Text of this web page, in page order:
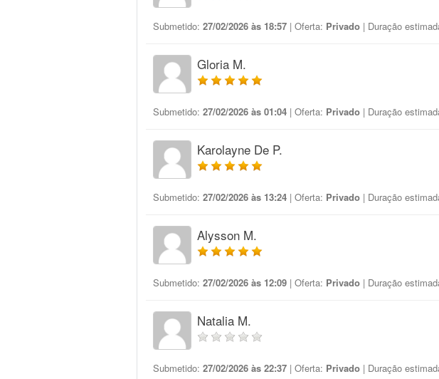
Submetido: 27/02/2026 às 18:57 | Oferta: Privado | Duração
Gloria M.
Submetido: 27/02/2026 às 01:04 | Oferta: Privado | Duração
Karolayne De P.
Submetido: 27/02/2026 às 13:24 | Oferta: Privado | Duração
Alysson M.
Submetido: 27/02/2026 às 12:09 | Oferta: Privado | Duração
Natalia M.
Submetido: 27/02/2026 às 22:37 | Oferta: Privado | Duração